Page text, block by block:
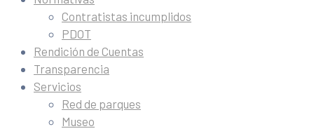
Contratistas incumplidos
PDOT
Rendición de Cuentas
Transparencia
Servicios
Red de parques
Museo